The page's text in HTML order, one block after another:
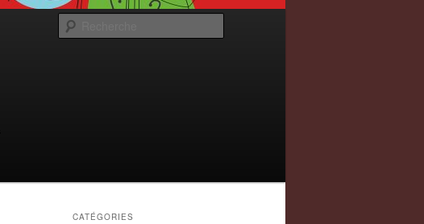
CATÉGORIES